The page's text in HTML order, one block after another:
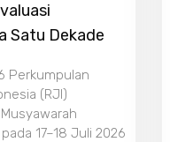
Satu Dekade
Perkumpulan
(RJI)
17–18 Juli 2026